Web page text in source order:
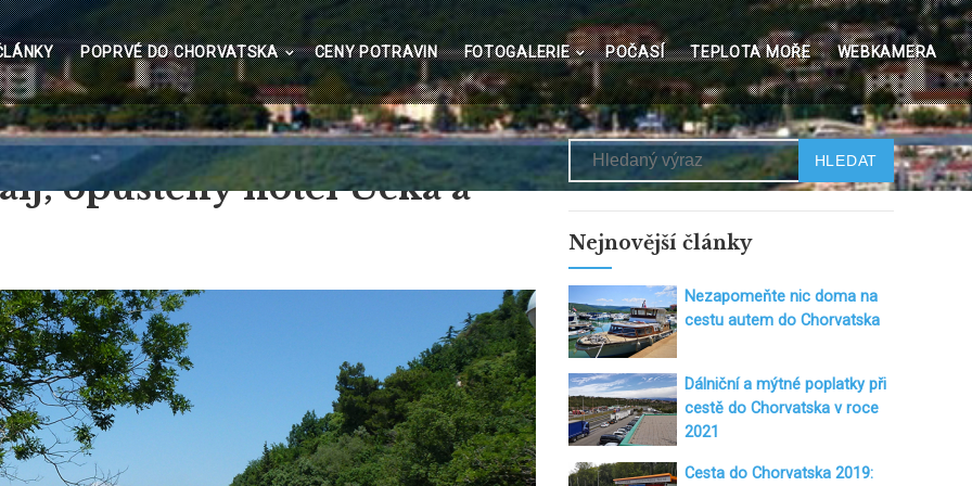
POPRVÉ DO CHORVATSKA CENY POTRAVIN FOTOGALERIE POČASÍ TEPLOTA MOŘE WEBKAMERA
opuštěný hotel Ucka a
Hledat
Nejnovější články
Nezapomeňte nic doma na
cestu autem do Chorvatska
Dálniční a mýtné poplatky při
cestě do Chorvatska v roce
2021
Cesta do Chorvatska 2019: